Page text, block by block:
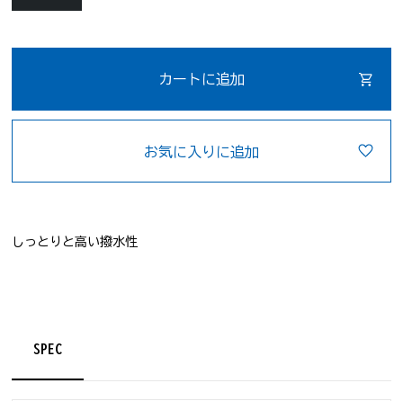
カートに追加
お気に入りに追加
しっとりと高い撥水性
SPEC